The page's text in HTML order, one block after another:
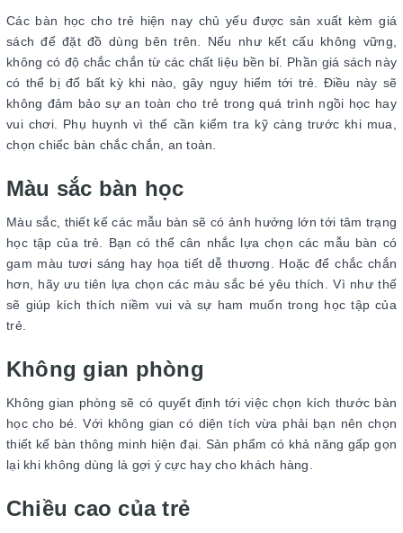
Các bàn học cho trẻ hiện nay chủ yếu được sản xuất kèm giá
sách để đặt đồ dùng bên trên. Nếu như kết cấu không vững,
không có độ chắc chắn từ các chất liệu bền bỉ. Phần giá sách này
có thể bị đổ bất kỳ khi nào, gây nguy hiểm tới trẻ. Điều này sẽ
không đảm bảo sự an toàn cho trẻ trong quá trình ngồi học hay
vui chơi. Phụ huynh vì thế cần kiểm tra kỹ càng trước khi mua,
chọn chiếc bàn chắc chắn, an toàn.
Màu sắc bàn học
Màu sắc, thiết kế các mẫu bàn sẽ có ảnh hưởng lớn tới tâm trạng
học tập của trẻ. Bạn có thể cân nhắc lựa chọn các mẫu bàn có
gam màu tươi sáng hay họa tiết dễ thương. Hoặc để chắc chắn
hơn, hãy ưu tiên lựa chọn các màu sắc bé yêu thích. Vì như thế
sẽ giúp kích thích niềm vui và sự ham muốn trong học tập của
trẻ.
Không gian phòng
Không gian phòng sẽ có quyết định tới việc chọn kích thước bàn
học cho bé. Với không gian có diện tích vừa phải bạn nên chọn
thiết kế bàn thông minh hiện đại. Sản phẩm có khả năng gấp gọn
lại khi không dùng là gợi ý cực hay cho khách hàng.
Chiều cao của trẻ